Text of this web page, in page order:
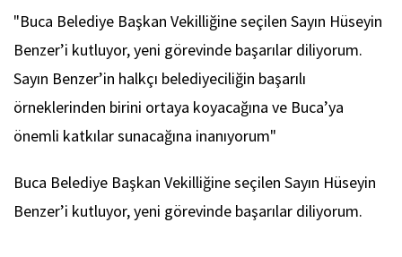
"Buca Belediye Başkan Vekilliğine seçilen Sayın Hüseyin
Benzer’i kutluyor, yeni görevinde başarılar diliyorum.
Sayın Benzer’in halkçı belediyeciliğin başarılı
örneklerinden birini ortaya koyacağına ve Buca’ya
önemli katkılar sunacağına inanıyorum"
Buca Belediye Başkan Vekilliğine seçilen Sayın Hüseyin
Benzer’i kutluyor, yeni görevinde başarılar diliyorum.